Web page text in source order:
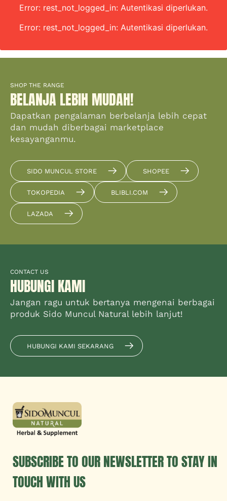
Error: rest_not_logged_in: Autentikasi diperlukan.
Error: rest_not_logged_in: Autentikasi diperlukan.
SHOP THE RANGE
BELANJA LEBIH MUDAH!
Dapatkan pengalaman berbelanja lebih cepat
dan mudah diberbagai marketplace
kesayanganmu.
SIDO MUNCUL STORE SHOPEE
TOKOPEDIA BLIBLI.COM
LAZADA
CONTACT US
HUBUNGI KAMI
Jangan ragu untuk bertanya mengenai berbagai
produk Sido Muncul Natural lebih lanjut!
HUBUNGI KAMI SEKARANG
SUBSCRIBE TO OUR NEWSLETTER TO STAY IN
TOUCH WITH US